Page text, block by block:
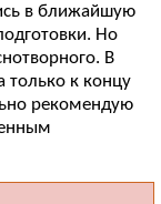
в ближайшую
Но
В
только к концу
рекомендую